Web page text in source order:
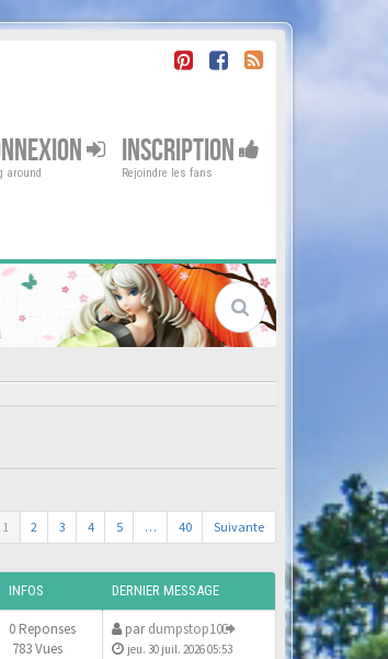
around
INSCRIPTION
Rejoindre les fans
1 2 3 4 5 … 40 Suivante
INFOS DERNIER MESSAGE
0 Reponses
783 Vues
pardumpstop10
jeu. 30 juil. 2026 05:53